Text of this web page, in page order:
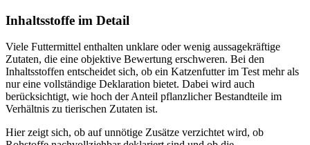
Inhaltsstoffe im Detail
Viele Futtermittel enthalten unklare oder wenig aussagekräftige
Zutaten, die eine objektive Bewertung erschweren. Bei den
Inhaltsstoffen entscheidet sich, ob ein Katzenfutter im Test mehr als
nur eine vollständige Deklaration bietet. Dabei wird auch
berücksichtigt, wie hoch der Anteil pflanzlicher Bestandteile im
Verhältnis zu tierischen Zutaten ist.
Hier zeigt sich, ob auf unnötige Zusätze verzichtet wird, ob